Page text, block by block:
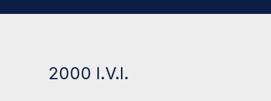
2000 I.V.I.